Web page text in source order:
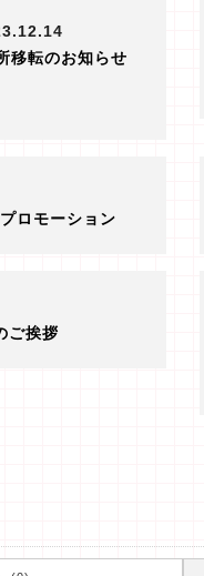
移転のお知らせ
ロモーション
ご挨拶